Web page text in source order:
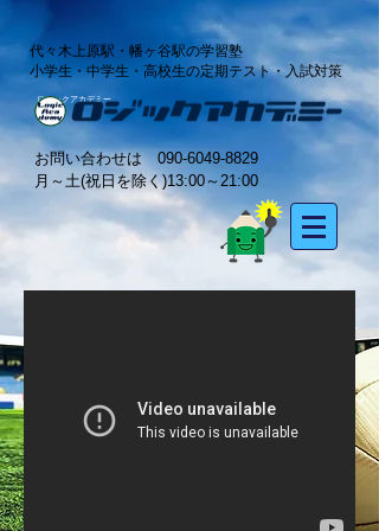
代々木上原駅・幡ヶ谷駅の学習塾
小学生・中学生・高校生の定期テスト・入試対策
ロジックアカデミー
お問い合わせは090-6049-8829
月～土(祝日を除く)13:00～21:00